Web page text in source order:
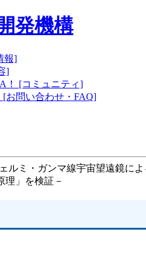
発機構
報]
]
！ [コミュニティ]
お問い合わせ・FAQ]
ルミ・ガンマ線宇宙望遠鏡に
理」を検証－